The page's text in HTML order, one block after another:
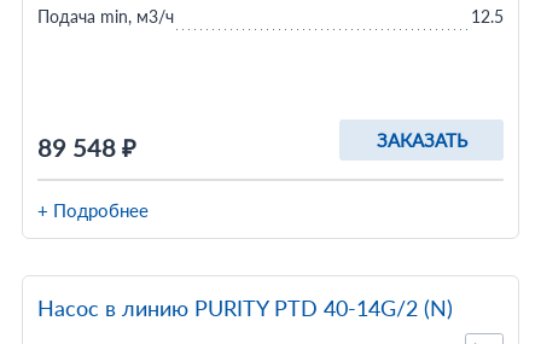
89 548 ₽ ЗАКАЗАТЬ
Подача min, м3/ч 12.5
+ Подробнее
Насос в линию PURITY PTD 40-14G/2 (N)